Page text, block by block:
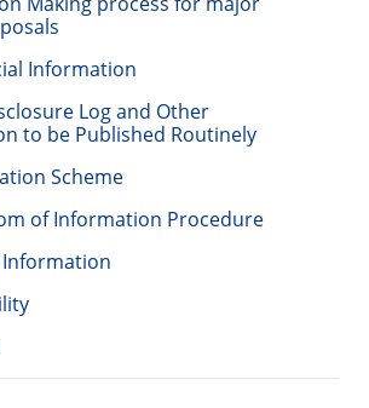
Information
Log and Other
to be Published Routinely
Scheme
of Information Procedure
Information